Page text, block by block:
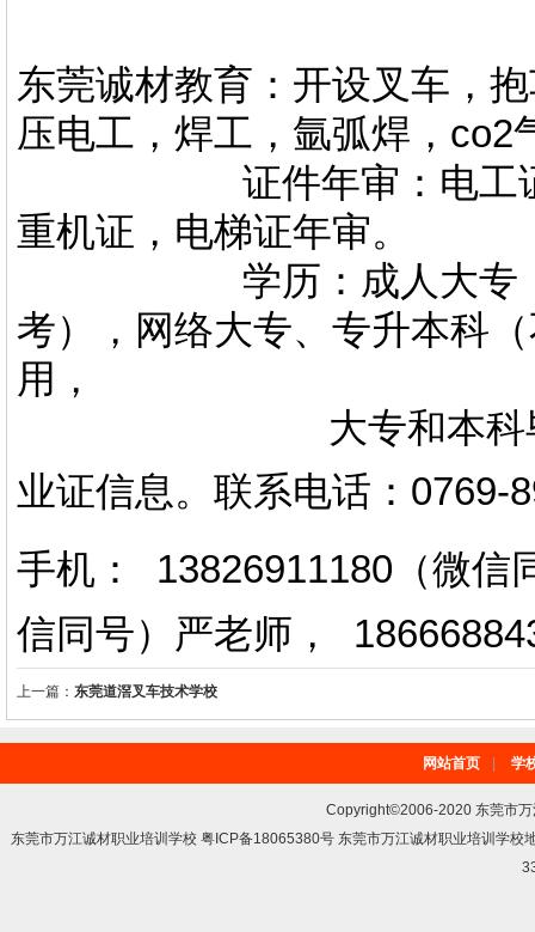
东莞诚材教育：开设叉车，
压电工，焊工，氩弧焊，co2
证件年审：电工证，
重机证，电梯证年审。
学历：成人大专，专
考），网络大专、专升本科
用，
大专和本科毕业证
业证信息。 联系电话 ： 0769-
手机： 13826911180（微信
信同号）严老师 ，
上一篇： 东莞道滘叉车技术学校
网站首页 学
Copyright©2006-2020 东莞市
东莞市万江诚材职业培训学校 粤ICP备18065380号 东莞市万江诚材职业培训学